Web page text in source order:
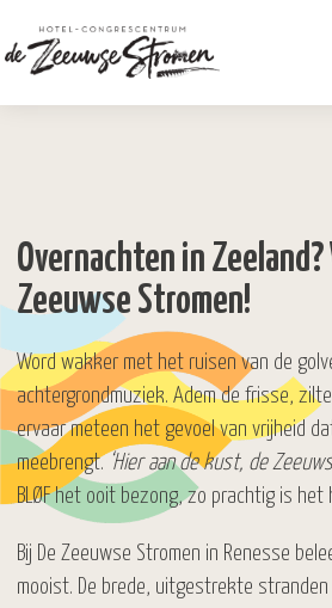
Duinpark
Hoofdgebouw
Overnachten in Zeeland?
Zeeuwse Stromen!
Word wakker met het ruisen van de
achtergrondmuziek. Adem de frisse,
ervaar meteen het gevoel van vrijheid
meebrengt. ‘Hier aan de kust, de
BLØF het ooit bezong, zo prachtig is het
Bij De Zeeuwse Stromen in Renesse
mooist. De brede, uitgestrekte